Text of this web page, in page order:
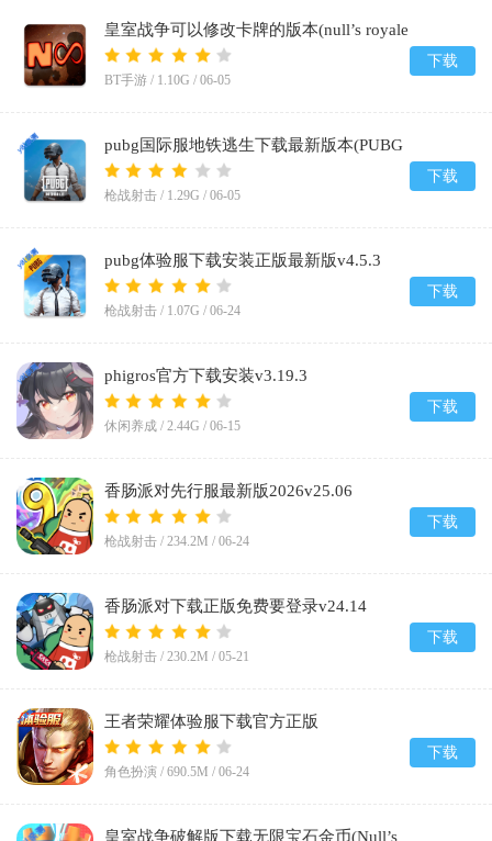
皇室战争可以修改卡牌的版本(null’s royale
infinity)v14.593.1
BT手游 / 1.10G / 06-05
下载
pubg国际服地铁逃生下载最新版本(PUBG
MOBILE)v4.4.0
枪战射击 / 1.29G / 06-05
下载
pubg体验服下载安装正版最新版v4.5.3
枪战射击 / 1.07G / 06-24
下载
phigros官方下载安装v3.19.3
休闲养成 / 2.44G / 06-15
下载
香肠派对先行服最新版2026v25.06
枪战射击 / 234.2M / 06-24
下载
香肠派对下载正版免费要登录v24.14
枪战射击 / 230.2M / 05-21
下载
王者荣耀体验服下载官方正版
2026v11.41.1.6
角色扮演 / 690.5M / 06-24
下载
皇室战争破解版下载无限宝石金币(Null’s